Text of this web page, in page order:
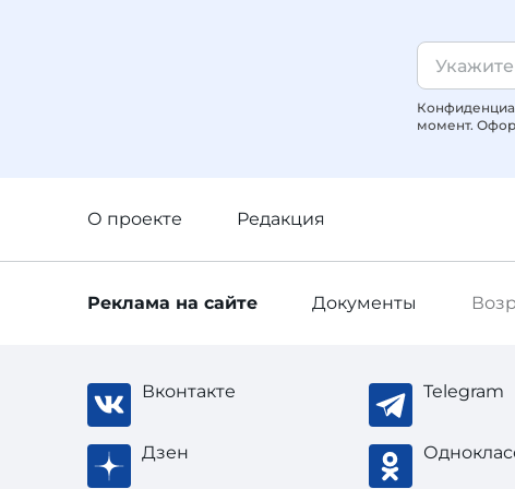
момент.
О проекте Редакция
Реклама на сайте Документы
Вконтакте Telegram
Дзен